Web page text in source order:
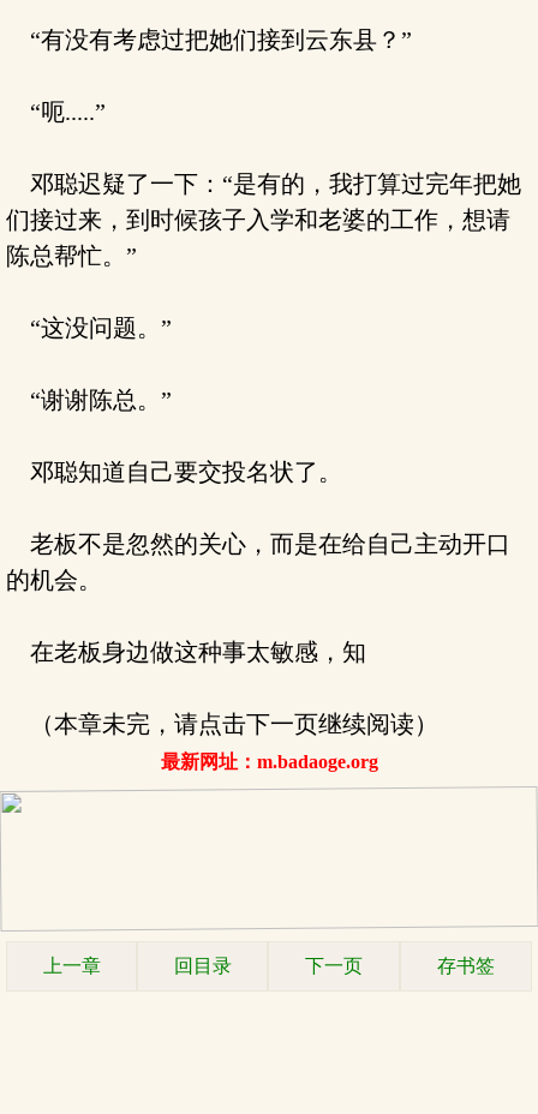
“有没有考虑过把她们接到云东县？”
“呃.....”
邓聪迟疑了一下：“是有的，我打算过完年把她
们接过来，到时候孩子入学和老婆的工作，想请
陈总帮忙。”
“这没问题。”
“谢谢陈总。”
邓聪知道自己要交投名状了。
老板不是忽然的关心，而是在给自己主动开口
的机会。
在老板身边做这种事太敏感，知
（本章未完，请点击下一页继续阅读）
最新网址：m.badaoge.org
上一章 回目录 下一页 存书签